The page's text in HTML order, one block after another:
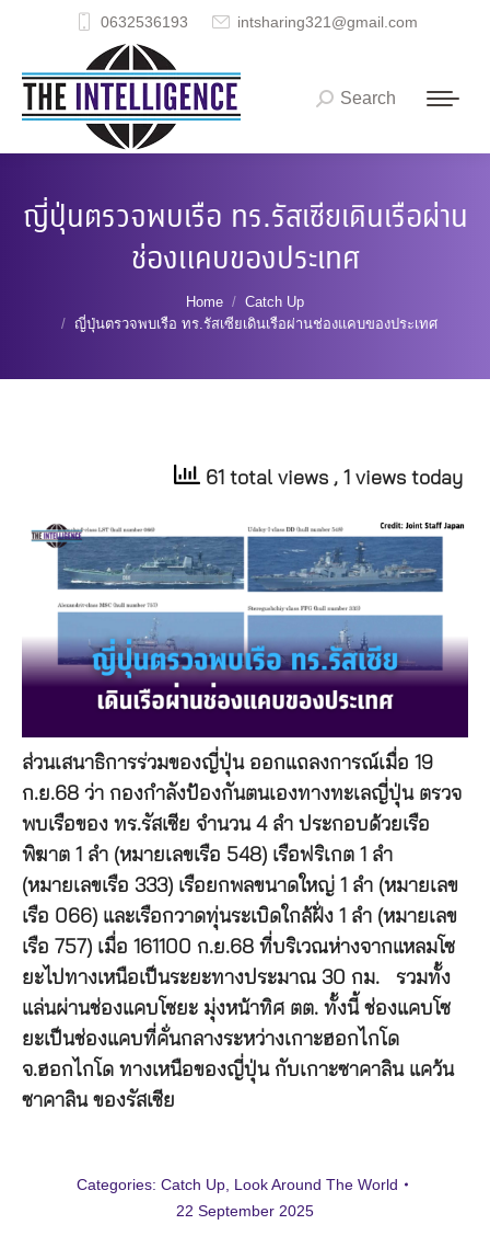
0632536193 intsharing321@gmail.com
Search:
Search
ญี่ปุ่นตรวจพบเรือ ทร.รัสเซียเดินเรือผ่าน
ช่องแคบของประเทศ
Home
Catch Up
ญี่ปุ่นตรวจพบเรือ ทร.รัสเซียเดินเรือผ่านช่องแคบของประเทศ
61 total views , 1 views today
ส่วนเสนาธิการร่วมของญี่ปุ่น ออกแถลงการณ์เมื่อ 19
ก.ย.68 ว่า กองกำลังป้องกันตนเองทางทะเลญี่ปุ่น ตรวจ
พบเรือของ ทร.รัสเซีย จำนวน 4 ลำ ประกอบด้วยเรือ
พิฆาต 1 ลำ (หมายเลขเรือ 548) เรือฟริเกต 1 ลำ
(หมายเลขเรือ 333) เรือยกพลขนาดใหญ่ 1 ลำ (หมายเลข
เรือ 066) และเรือกวาดทุ่นระเบิดใกล้ฝั่ง 1 ลำ (หมายเลข
เรือ 757) เมื่อ 161100 ก.ย.68 ที่บริเวณห่างจากแหลมโซ
ยะไปทางเหนือเป็นระยะทางประมาณ 30 กม. รวมทั้ง
แล่นผ่านช่องแคบโซยะ มุ่งหน้าทิศ ตต. ทั้งนี้ ช่องแคบโซ
ยะเป็นช่องแคบที่คั่นกลางระหว่างเกาะฮอกไกโด
จ.ฮอกไกโด ทางเหนือของญี่ปุ่น กับเกาะซาคาลิน แคว้น
ซาคาลิน ของรัสเซีย
Categories: Catch Up, Look Around The World
22 September 2025